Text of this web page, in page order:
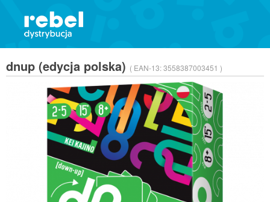
dnup (edycja polska) ( EAN-13:3558387003451 )